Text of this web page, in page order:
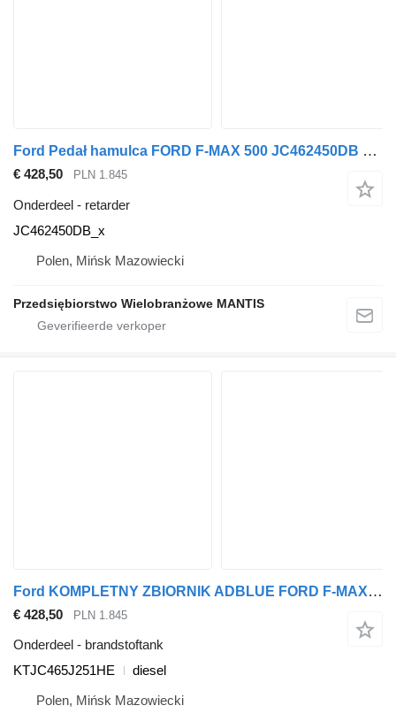
Ford Pedał hamulca FORD F-MAX 500 JC462450DB JC462450DB_x retarder voor trekker
€ 428,50 PLN 1.845
Onderdeel - retarder
JC462450DB_x
Polen, Mińsk Mazowiecki
Przedsiębiorstwo Wielobranżowe MANTIS
Ford KOMPLETNY ZBIORNIK ADBLUE FORD F-MAX 500 EURO6 KTJC465J251HE brandstoftank voor trekker
€ 428,50 PLN 1.845
Onderdeel - brandstoftank
KTJC465J251HE
diesel
Polen, Mińsk Mazowiecki